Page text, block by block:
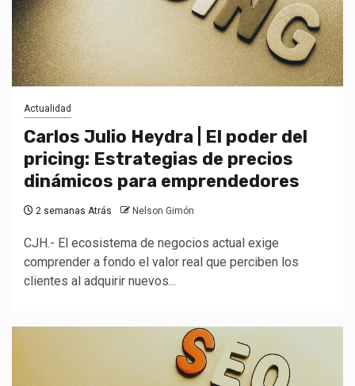
Actualidad
Carlos Julio Heydra | El poder del
pricing: Estrategias de precios
dinámicos para emprendedores
2 semanas Atrás Nelson Gimón
CJH.- El ecosistema de negocios actual exige
comprender a fondo el valor real que perciben los
clientes al adquirir nuevos...